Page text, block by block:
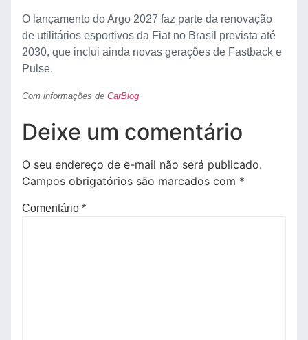
O lançamento do Argo 2027 faz parte da renovação
de utilitários esportivos da Fiat no Brasil prevista até
2030, que inclui ainda novas gerações de Fastback e
Pulse.
Com informações de CarBlog
Deixe um comentário
O seu endereço de e-mail não será publicado.
Campos obrigatórios são marcados com *
Comentário *